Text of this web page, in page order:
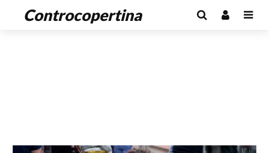
Controcopertina